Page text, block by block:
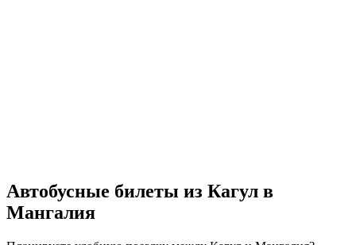
Автобусные билеты из Кагул в
Мангалия